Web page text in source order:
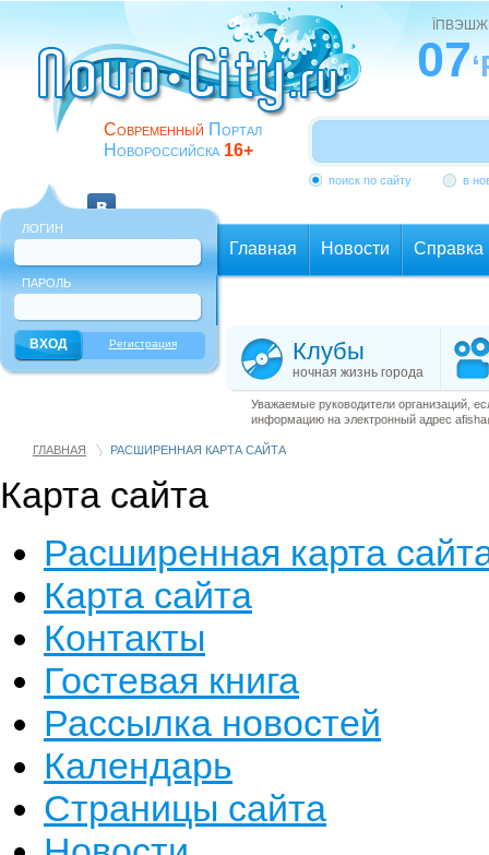
Современный Портал
Новороссийска 16+
07
поиск по сайту в
ЛОГИН
ПАРОЛЬ
Регистрация
Главная Новости Справка
Клубы
ночная жизнь города
Уважаемые руководители организаций,
информацию на электронный адрес
ГЛАВНАЯ РАСШИРЕННАЯ КАРТА САЙТА
Карта сайта
Расширенная карта
Карта сайта
Контакты
Гостевая книга
Рассылка новостей
Календарь
Страницы сайта